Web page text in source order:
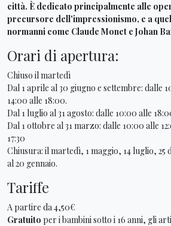
città. È dedicato principalmente alle
precursore dell'impressionismo, e a
normanni come Claude Monet e Johan
Orari di apertura:
Chiuso il martedì
Dal 1 aprile al 30 giugno e settembre: dalle
14:00 alle 18:00.
Dal 1 luglio al 31 agosto: dalle 10:00 alle
Dal 1 ottobre al 31 marzo: dalle 10:00 alle
17:30
Chiusura: il martedì, 1 maggio, 14 luglio, 25
al 20 gennaio.
Tariffe
A partire da 4,50€
Gratuito per i bambini sotto i 16 anni, gli